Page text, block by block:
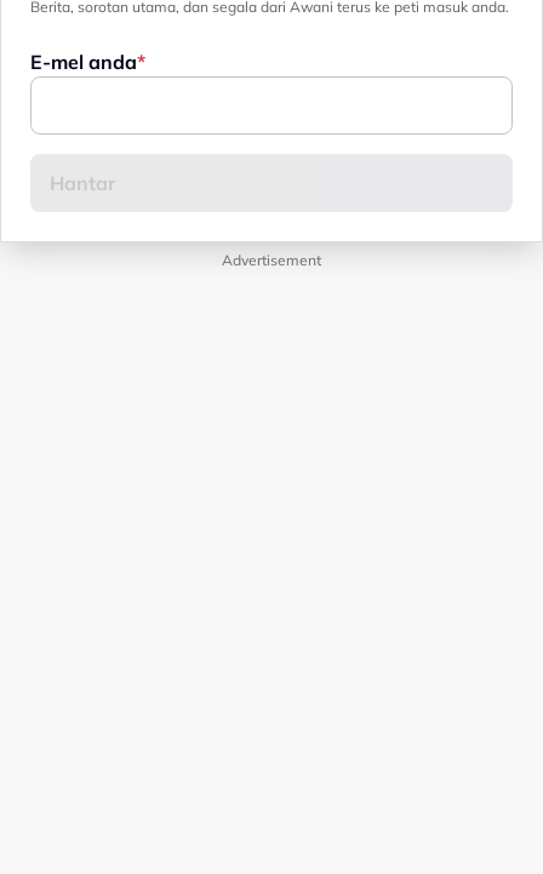
Berita, sorotan utama, dan segala dari Awani terus ke peti masuk anda.
E-mel anda
Advertisement